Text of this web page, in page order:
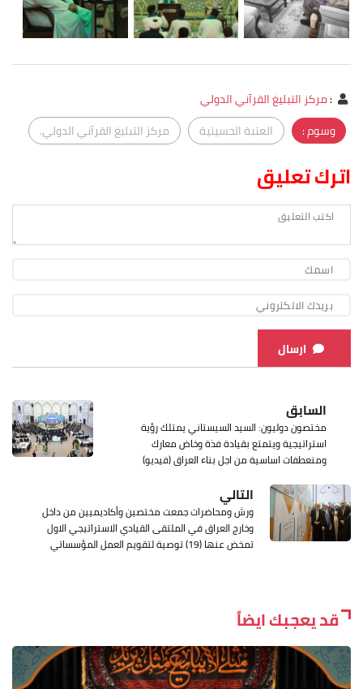
:مركز التبليغ القرآني الدولي
وسوم :
العتبة الحسينية مركز التبليغ القرآني الدولي.
اترك تعليق
ارسال
السابق
مختصون دوليون: السيد السيستاني يمتلك رؤية
استراتيجية ويتمتع بقيادة فذة وخاض معارك
ومنعطفات اساسية من اجل بناء العراق (فيديو)
التالي
ورش ومحاضرات جمعت مختصين وأكاديميين من داخل
وخارج العراق في الملتقى القيادي الاستراتيجي الاول
تمخض عنها (19) توصية لتقويم العمل المؤسساتي
قد يعجبك ايضاً